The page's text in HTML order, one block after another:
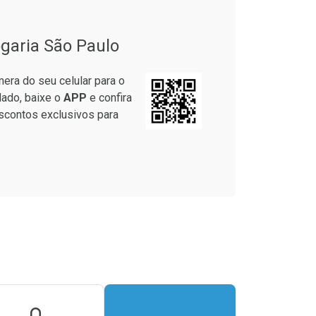
São Paulo
do seu celular para o
baixe o APP e confira
exclusivos para